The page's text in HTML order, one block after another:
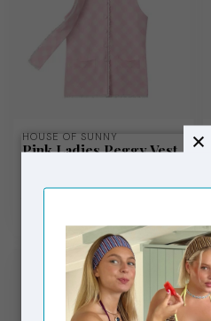
HOUSE OF SUNNY
Pink Ladies Peggy Vest
€145,00 €119,00